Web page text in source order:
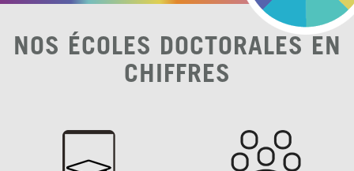
NOS ÉCOLES DOCTORALES EN
CHIFFRES